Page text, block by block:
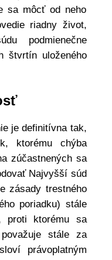
sa môcť od neho
riadny život,
podmienečne
štvrtín uloženého
je definitívna tak,
ktorému chýba
zúčastnených sa
Najvyšší súd
zásady trestného
poriadku) stále
proti ktorému sa
stále za
právoplatným